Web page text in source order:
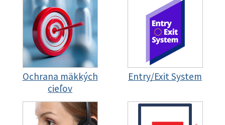
Ochrana mäkkých
cieľov
Entry/Exit System